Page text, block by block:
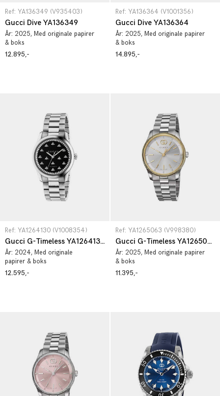
Ref: YA136349 (V935403)
Gucci Dive YA136349
År: 2025, Med originale papirer
& boks
12.895,-
Ref: YA136364 (V1001356)
Gucci Dive YA136364
År: 2025, Med originale papirer
& boks
14.895,-
Ref: YA1264130 (V1008354)
Gucci G-Timeless YA1264130
År: 2024, Med originale
papirer & boks
12.595,-
Ref: YA1265063 (V998380)
Gucci G-Timeless YA1265063
År: 2025, Med originale papirer
& boks
11.395,-